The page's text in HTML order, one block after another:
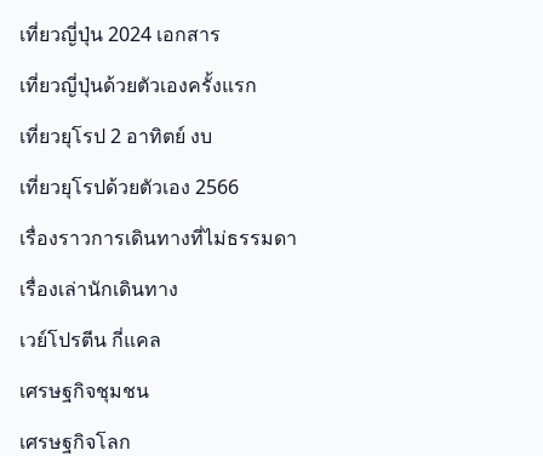
เที่ยวญี่ปุ่น 2024 เอกสาร
เที่ยวญี่ปุ่นด้วยตัวเองครั้งแรก
เที่ยวยุโรป 2 อาทิตย์ งบ
เที่ยวยุโรปด้วยตัวเอง 2566
เรื่องราวการเดินทางที่ไม่ธรรมดา
เรื่องเล่านักเดินทาง
เวย์โปรตีน กี่แคล
เศรษฐกิจชุมชน
เศรษฐกิจโลก